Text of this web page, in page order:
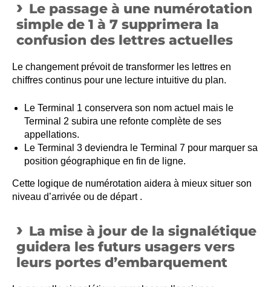
Le passage à une numérotation
simple de 1 à 7 supprimera la
confusion des lettres actuelles
Le changement prévoit de transformer les lettres en
chiffres continus pour une lecture intuitive du plan.
Le Terminal 1 conservera son nom actuel mais le
Terminal 2 subira une refonte complète de ses
appellations.
Le Terminal 3 deviendra le Terminal 7 pour marquer sa
position géographique en fin de ligne.
Cette logique de numérotation aidera à mieux situer son
niveau d’arrivée ou de départ .
La mise à jour de la signalétique
guidera les futurs usagers vers
leurs portes d’embarquement